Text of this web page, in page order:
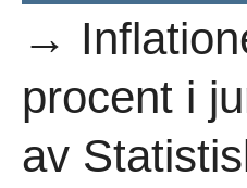
→
procent i
av